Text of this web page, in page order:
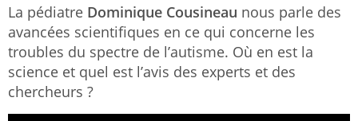
La pédiatre Dominique Cousineau nous parle des
avancées scientifiques en ce qui concerne les
troubles du spectre de l’autisme. Où en est la
science et quel est l’avis des experts et des
chercheurs ?